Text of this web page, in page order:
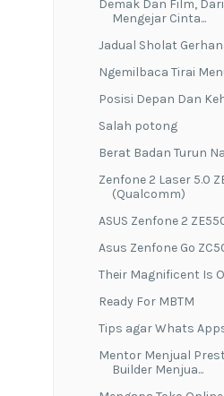
Demak Dan Film,
Mengejar Cinta...
Jadual Sholat
Ngemilbaca Tirai
Posisi Depan Dan
Salah potong
Berat Badan Turun
Zenfone 2 Laser 5.0
(Qualcomm)
ASUS Zenfone 2
Asus Zenfone Go
Their Magnificent Is
Ready For MBTM
Tips agar Whats
Mentor Menjual
Builder Menjua...